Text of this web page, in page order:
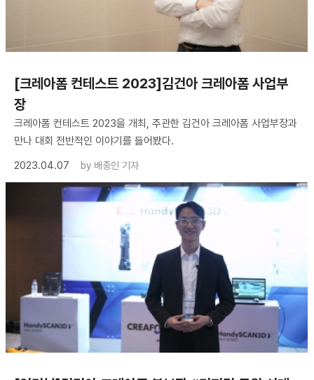
[크레아폼 컨테스트 2023]김건아 크레아폼 사업부
장
크레아폼 컨테스트 2023을 개최, 주관한 김건아 크레아폼 사업부장과
만나 대회 전반적인 이야기를 들어봤다.
2023.04.07
by 배종인 기자